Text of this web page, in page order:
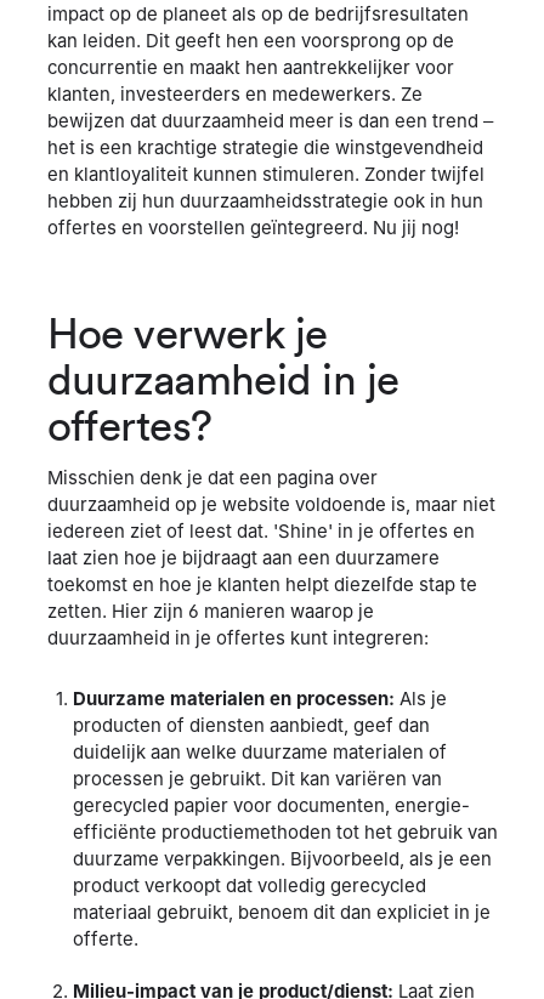
impact op de planeet als op de bedrijfsresultaten
kan leiden. Dit geeft hen een voorsprong op de
concurrentie en maakt hen aantrekkelijker voor
klanten, investeerders en medewerkers. Ze
bewijzen dat duurzaamheid meer is dan een trend –
het is een krachtige strategie die winstgevendheid
en klantloyaliteit kunnen stimuleren. Zonder twijfel
hebben zij hun duurzaamheidsstrategie ook in hun
offertes en voorstellen geïntegreerd. Nu jij nog!
Hoe verwerk je
duurzaamheid in je
offertes?
Misschien denk je dat een pagina over
duurzaamheid op je website voldoende is, maar niet
iedereen ziet of leest dat. 'Shine' in je offertes en
laat zien hoe je bijdraagt aan een duurzamere
toekomst en hoe je klanten helpt diezelfde stap te
zetten. Hier zijn 6 manieren waarop je
duurzaamheid in je offertes kunt integreren:
Duurzame materialen en processen: Als je
producten of diensten aanbiedt, geef dan
duidelijk aan welke duurzame materialen of
processen je gebruikt. Dit kan variëren van
gerecycled papier voor documenten, energie-
efficiënte productiemethoden tot het gebruik van
duurzame verpakkingen. Bijvoorbeeld, als je een
product verkoopt dat volledig gerecycled
materiaal gebruikt, benoem dit dan expliciet in je
offerte.
Milieu-impact van je product/dienst: Laat zien